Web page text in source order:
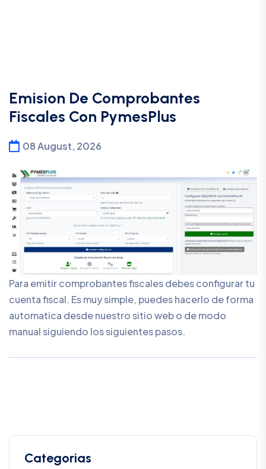
Emision De Comprobantes
Fiscales Con PymesPlus
08 August, 2026
Para emitir comprobantes fiscales debes configurar tu
cuenta fiscal. Es muy simple, puedes hacerlo de forma
automatica desde nuestro sitio web o de modo
manual siguiendo los siguientes pasos.
Categorias